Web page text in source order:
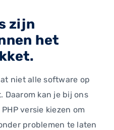
zijn
het
niet alle software op
Daarom kan je bij ons
versie kiezen om
problemen te laten